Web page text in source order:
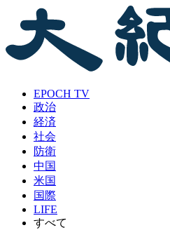
EPOCH TV
政治
経済
社会
防衛
中国
米国
国際
LIFE
すべて